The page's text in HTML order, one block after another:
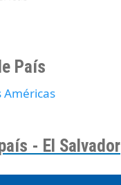
País
Américas
- El Salvador